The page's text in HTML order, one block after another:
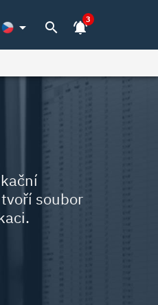
arrow_drop_down search notifications_active3
soubor